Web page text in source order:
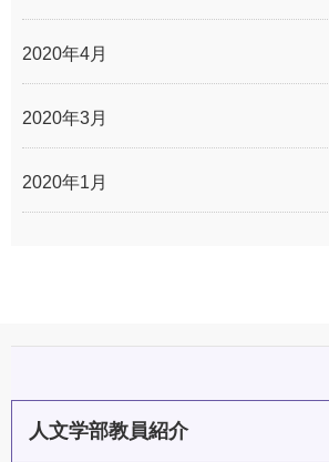
2020年4月
2020年3月
2020年1月
人文学部教員紹介